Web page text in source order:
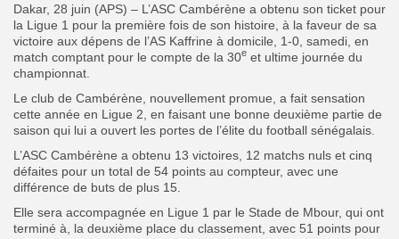
FR
Dakar, 28 juin (APS) – L’ASC Cambérène a obtenu son ticket pour
la Ligue 1 pour la première fois de son histoire, à la faveur de sa
victoire aux dépens de l’AS Kaffrine à domicile, 1-0, samedi, en
match comptant pour le compte de la 30e et ultime journée du
championnat.
Le club de Cambérène, nouvellement promue, a fait sensation
cette année en Ligue 2, en faisant une bonne deuxième partie de
saison qui lui a ouvert les portes de l’élite du football sénégalais.
L’ASC Cambérène a obtenu 13 victoires, 12 matchs nuls et cinq
défaites pour un total de 54 points au compteur, avec une
différence de buts de plus 15.
Elle sera accompagnée en Ligue 1 par le Stade de Mbour, qui ont
terminé à, la deuxième place du classement, avec 51 points pour